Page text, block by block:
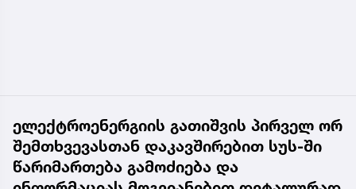
ელექტროენერგიის გათიშვის პირველ ორ
შემთხვევასთან დაკავშირებით სუს-ში
წარიმართება გამოძიება და